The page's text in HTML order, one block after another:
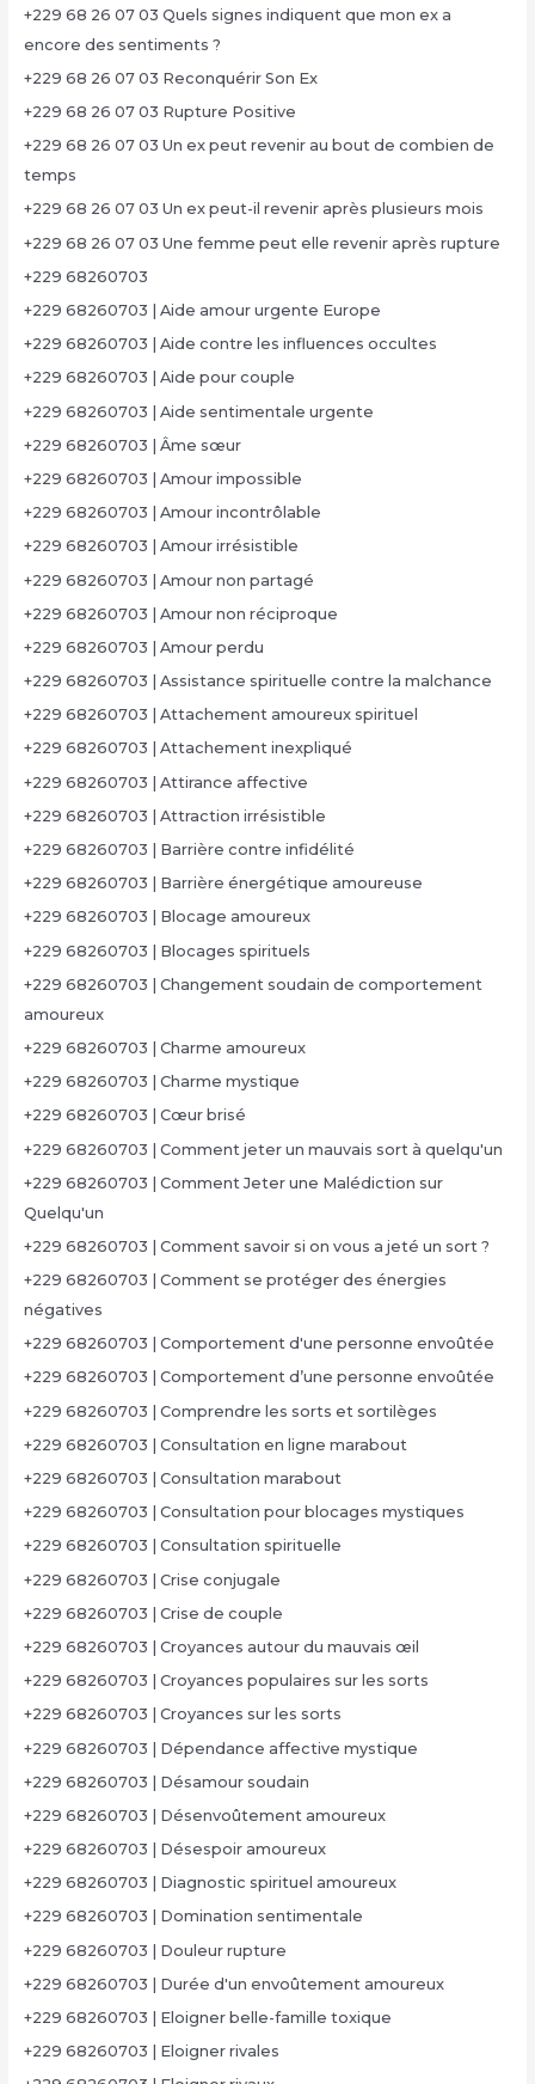
+229 68 26 07 03 Quels signes indiquent que mon ex a
encore des sentiments ?
+229 68 26 07 03 Reconquérir Son Ex
+229 68 26 07 03 Rupture Positive
+229 68 26 07 03 Un ex peut revenir au bout de combien de
temps
+229 68 26 07 03 Un ex peut-il revenir après plusieurs mois
+229 68 26 07 03 Une femme peut elle revenir après rupture
+229 68260703
+229 68260703 | Aide amour urgente Europe
+229 68260703 | Aide contre les influences occultes
+229 68260703 | Aide pour couple
+229 68260703 | Aide sentimentale urgente
+229 68260703 | Âme sœur
+229 68260703 | Amour impossible
+229 68260703 | Amour incontrôlable
+229 68260703 | Amour irrésistible
+229 68260703 | Amour non partagé
+229 68260703 | Amour non réciproque
+229 68260703 | Amour perdu
+229 68260703 | Assistance spirituelle contre la malchance
+229 68260703 | Attachement amoureux spirituel
+229 68260703 | Attachement inexpliqué
+229 68260703 | Attirance affective
+229 68260703 | Attraction irrésistible
+229 68260703 | Barrière contre infidélité
+229 68260703 | Barrière énergétique amoureuse
+229 68260703 | Blocage amoureux
+229 68260703 | Blocages spirituels
+229 68260703 | Changement soudain de comportement
amoureux
+229 68260703 | Charme amoureux
+229 68260703 | Charme mystique
+229 68260703 | Cœur brisé
+229 68260703 | Comment jeter un mauvais sort à quelqu'un
+229 68260703 | Comment Jeter une Malédiction sur
Quelqu'un
+229 68260703 | Comment savoir si on vous a jeté un sort ?
+229 68260703 | Comment se protéger des énergies
négatives
+229 68260703 | Comportement d'une personne envoûtée
+229 68260703 | Comportement d’une personne envoûtée
+229 68260703 | Comprendre les sorts et sortilèges
+229 68260703 | Consultation en ligne marabout
+229 68260703 | Consultation marabout
+229 68260703 | Consultation pour blocages mystiques
+229 68260703 | Consultation spirituelle
+229 68260703 | Crise conjugale
+229 68260703 | Crise de couple
+229 68260703 | Croyances autour du mauvais œil
+229 68260703 | Croyances populaires sur les sorts
+229 68260703 | Croyances sur les sorts
+229 68260703 | Dépendance affective mystique
+229 68260703 | Désamour soudain
+229 68260703 | Désenvoûtement amoureux
+229 68260703 | Désespoir amoureux
+229 68260703 | Diagnostic spirituel amoureux
+229 68260703 | Domination sentimentale
+229 68260703 | Douleur rupture
+229 68260703 | Durée d'un envoûtement amoureux
+229 68260703 | Eloigner belle-famille toxique
+229 68260703 | Eloigner rivales